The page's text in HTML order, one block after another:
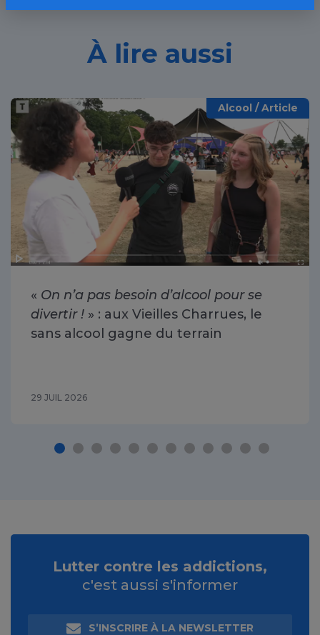
À lire aussi
Alcool / Article
« On n’a pas besoin d’alcool pour se
divertir ! » : aux Vieilles Charrues, le
sans alcool gagne du terrain
29 JUIL 2026
Lutter contre les addictions,
c'est aussi s'informer
S’INSCRIRE À LA NEWSLETTER